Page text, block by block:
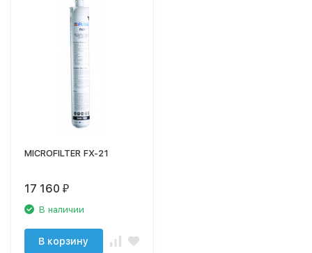
MICROFILTER FX-21
17 160 ₽
В наличии
В корзину